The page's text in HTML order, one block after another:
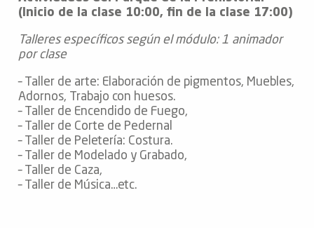
(Inicio de la clase 10:00, fin de la clase 17:00)
Talleres específicos según el módulo: 1 animador
por clase
– Taller de arte: Elaboración de pigmentos, Muebles,
Adornos, Trabajo con huesos.
– Taller de Encendido de Fuego,
– Taller de Corte de Pedernal
– Taller de Peletería: Costura.
– Taller de Modelado y Grabado,
– Taller de Caza,
– Taller de Música…etc.